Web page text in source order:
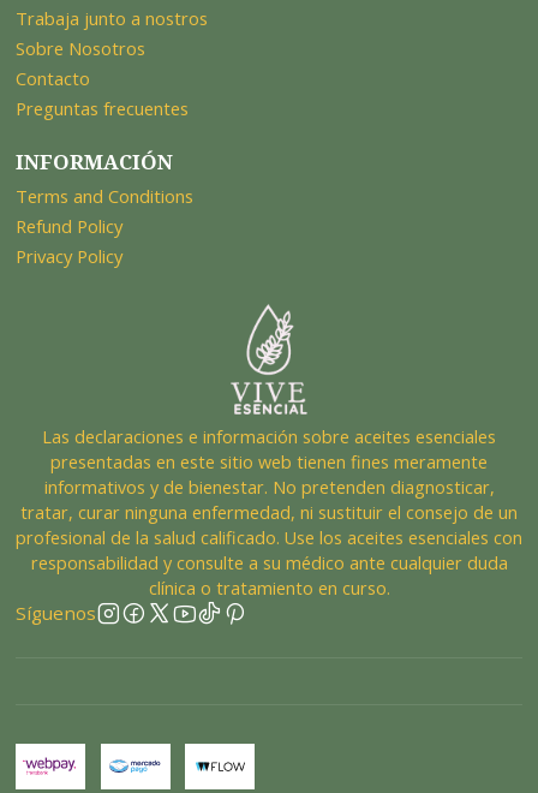
Trabaja junto a nostros
Sobre Nosotros
Contacto
Preguntas frecuentes
INFORMACIÓN
Terms and Conditions
Refund Policy
Privacy Policy
Las declaraciones e información sobre aceites esenciales
presentadas en este sitio web tienen fines meramente
informativos y de bienestar. No pretenden diagnosticar,
tratar, curar ninguna enfermedad, ni sustituir el consejo de un
profesional de la salud calificado. Use los aceites esenciales con
responsabilidad y consulte a su médico ante cualquier duda
clínica o tratamiento en curso.
Síguenos